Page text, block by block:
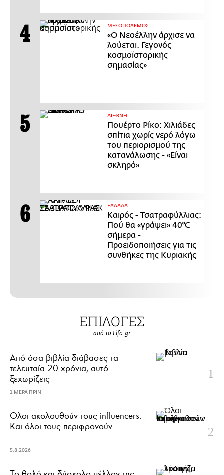
ΜΕΣΟΠΟΛΕΜΟΣ
«Ο Νεοέλλην άρχισε να
λούεται. Γεγονός
κοσμοϊστορικής
σημασίας»
ΔΙΕΘΝΗ
Πουέρτο Ρίκο: Χιλιάδες
σπίτια χωρίς νερό λόγω
του περιορισμού της
κατανάλωσης - «Είναι
σκληρό»
ΕΛΛΑΔΑ
Καιρός - Τσατραφύλλιας:
Πού θα «γράψει» 40°C
σήμερα -
Προειδοποιήσεις για τις
συνθήκες της Κυριακής
ΕΠΙΛΟΓΕΣ
από το Lifo.gr
Από όσα βιβλία διάβασες τα
τελευταία 20 χρόνια, αυτό
ξεχωρίζεις
1 ΜΕΡΑ ΠΡΙΝ
Όλοι ακολουθούν τους influencers.
Και όλοι τους περιφρονούν.
5.8.2026